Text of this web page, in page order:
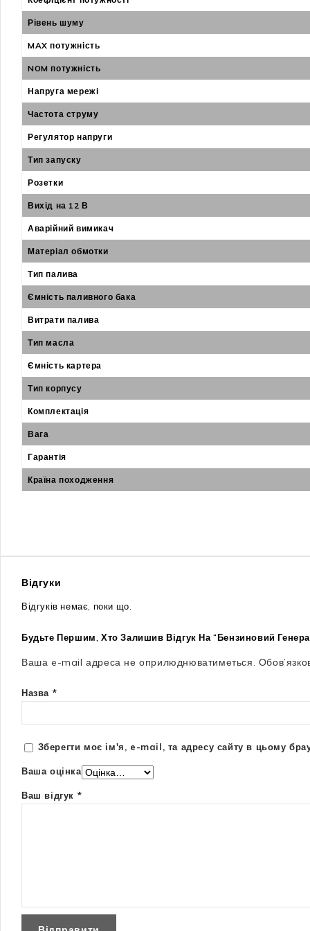
Рівень шуму
MAX потужність
NOM потужність
Напруга мережі
Частота струму
Регулятор напруги
Тип запуску
Розетки
Вихід на 12 В
Аварійний вимикач
Матеріал обмотки
Тип палива
Ємність паливного бака
Витрати палива
Тип масла
Ємність картера
Тип корпусу
Комплектація
Вага
Гарантія
Країна походження
Відгуки
Відгуків немає, поки що.
Будьте Першим, Хто Залишив Відгук На “Бензиновий
Ваша e-mail адреса не оприлюднюватиметься.
Назва *
Зберегти моє ім'я, e-mail, та адресу сайту в цьому
Ваша оцінка
Ваш відгук *